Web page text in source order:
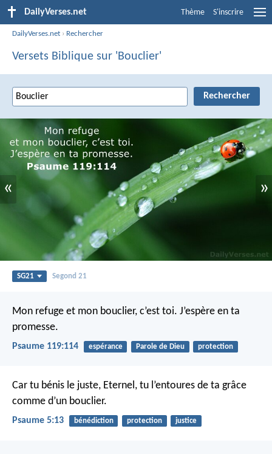
DailyVerses.net Thème S'inscrire
DailyVerses.net › Rechercher
Versets Biblique sur 'Bouclier'
« »
SG21 Segond 21
Mon refuge et mon bouclier, c’est toi. J’espère en ta
promesse.
Psaume 119:114 espérance Parole de Dieu protection
Car tu bénis le juste, Eternel, tu l’entoures de ta grâce
comme d’un bouclier.
Psaume 5:13 bénédiction protection justice